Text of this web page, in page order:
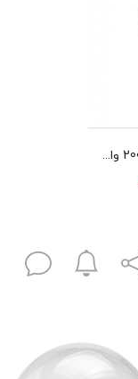
لامپ حبابی رشته‌ای 200 وات پارس شهاب مدل 200W IL 230V PS60 E27